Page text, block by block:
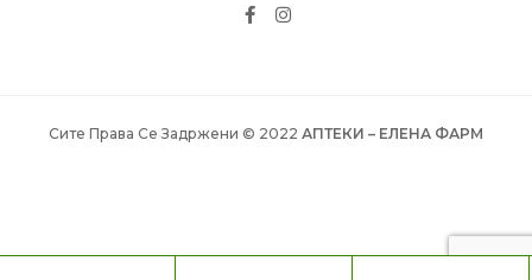
Сите Права Се Задржени © 2022 АПТЕКИ – ЕЛЕНА ФАРМ